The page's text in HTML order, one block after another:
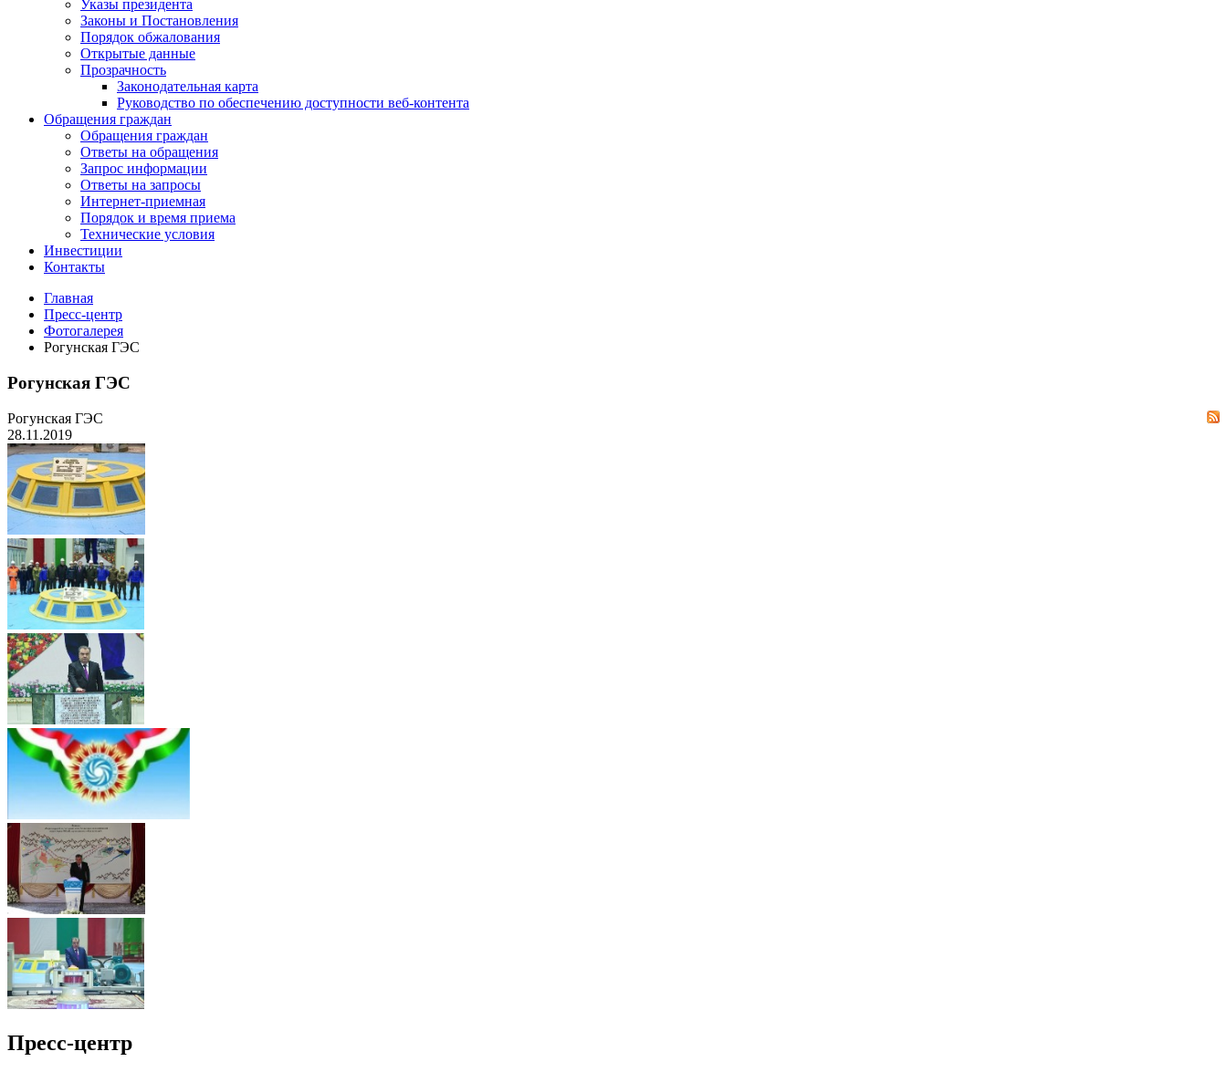
Указы президента
Законы и Постановления
Порядок обжалования
Открытые данные
Прозрачность
Законодательная карта
Руководство по обеспечению доступности веб-контента
Обращения граждан
Обращения граждан
Ответы на обращения
Запрос информации
Ответы на запросы
Интернет-приемная
Порядок и время приема
Технические условия
Инвестиции
Контакты
Главная
Пресс-центр
Фотогалерея
Рогунская ГЭС
Рогунская ГЭС
Рогунская ГЭС
28.11.2019
Пресс-центр